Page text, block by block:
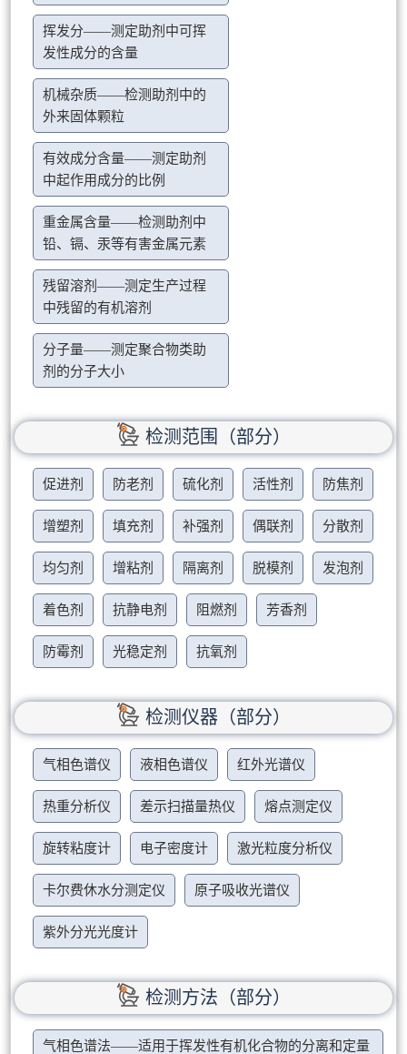
挥发分——测定助剂中可挥
发性成分的含量
机械杂质——检测助剂中的
外来固体颗粒
有效成分含量——测定助剂
中起作用成分的比例
重金属含量——检测助剂中
铅、镉、汞等有害金属元素
残留溶剂——测定生产过程
中残留的有机溶剂
分子量——测定聚合物类助
剂的分子大小
检测范围（部分）
促进剂 防老剂 硫化剂 活性剂 防焦剂
增塑剂 填充剂 补强剂 偶联剂 分散剂
均匀剂 增粘剂 隔离剂 脱模剂 发泡剂
着色剂 抗静电剂 阻燃剂 芳香剂
防霉剂 光稳定剂 抗氧剂
检测仪器（部分）
气相色谱仪 液相色谱仪 红外光谱仪
热重分析仪 差示扫描量热仪 熔点测定仪
旋转粘度计 电子密度计 激光粒度分析仪
卡尔费休水分测定仪 原子吸收光谱仪
紫外分光光度计
检测方法（部分）
气相色谱法——适用于挥发性有机化合物的分离和定量